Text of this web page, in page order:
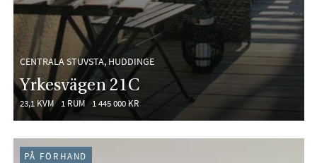
CENTRALA STUVSTA, HUDDINGE
Yrkesvägen 21C
23,1 KVM 1 RUM 1 445 000 KR
PÅ FÖRHAND